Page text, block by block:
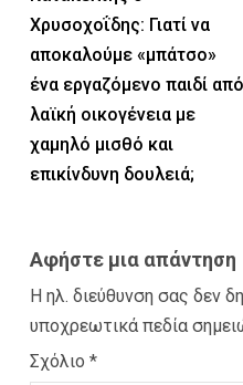
Χρυσοχοΐδης: Γιατί να
αποκαλούμε «μπάτσο»
ένα εργαζόμενο παιδί από
λαϊκή οικογένεια με
χαμηλό μισθό και
επικίνδυνη δουλειά;
Αφήστε μια απάντηση
Η ηλ. διεύθυνση σας δεν
υποχρεωτικά πεδία
Σχόλιο *